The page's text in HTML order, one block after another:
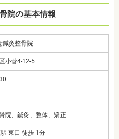
院の基本情報
鍼灸整骨院
小菅4-12-5
院、鍼灸、整体、矯正
東口 徒歩 1分